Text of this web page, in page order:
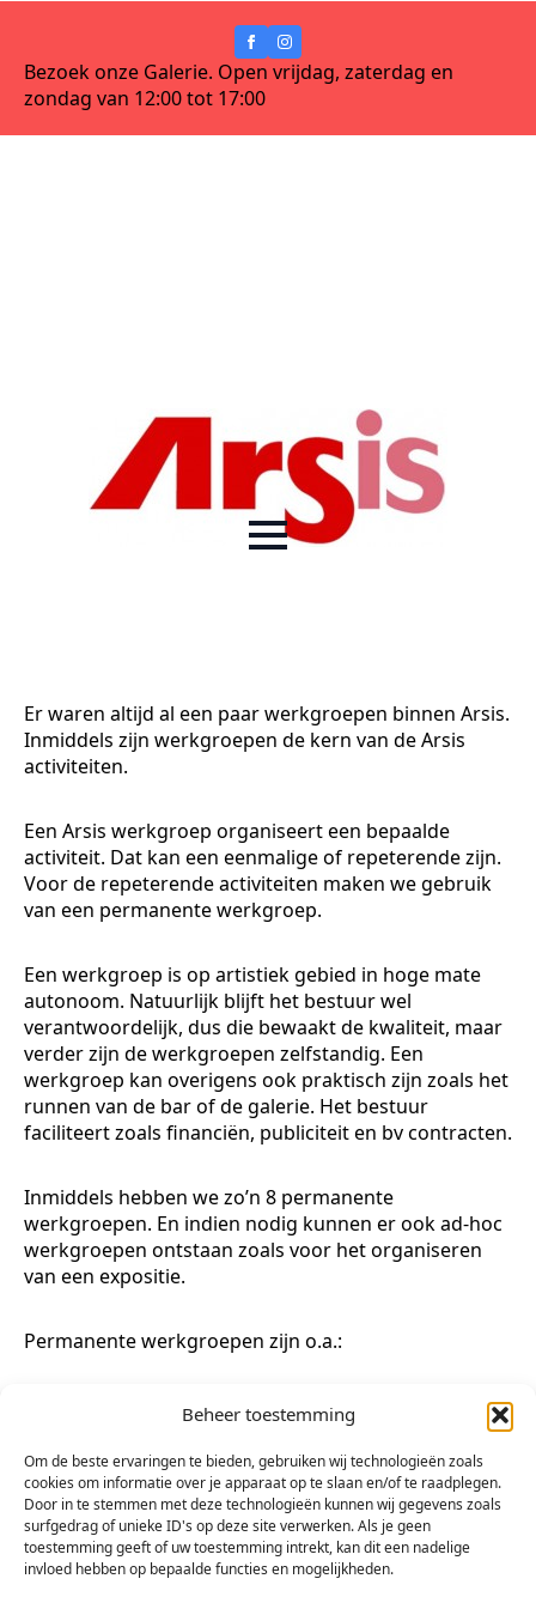
Beheer toestemming
Om de beste ervaringen te bieden, gebruiken wij technologieën zoals
cookies om informatie over je apparaat op te slaan en/of te raadplegen.
Door in te stemmen met deze technologieën kunnen wij gegevens zoals
surfgedrag of unieke ID's op deze site verwerken. Als je geen
toestemming geeft of uw toestemming intrekt, kan dit een nadelige
invloed hebben op bepaalde functies en mogelijkheden.
Bezoek onze Galerie. Open vrijdag, zaterdag en
zondag van 12:00 tot 17:00
Er waren altijd al een paar werkgroepen binnen Arsis.
Inmiddels zijn werkgroepen de kern van de Arsis
activiteiten.
Een Arsis werkgroep organiseert een bepaalde
activiteit. Dat kan een eenmalige of repeterende zijn.
Voor de repeterende activiteiten maken we gebruik
van een permanente werkgroep.
Een werkgroep is op artistiek gebied in hoge mate
autonoom. Natuurlijk blijft het bestuur wel
verantwoordelijk, dus die bewaakt de kwaliteit, maar
verder zijn de werkgroepen zelfstandig. Een
werkgroep kan overigens ook praktisch zijn zoals het
runnen van de bar of de galerie. Het bestuur
faciliteert zoals financiën, publiciteit en bv contracten.
Inmiddels hebben we zo’n 8 permanente
werkgroepen. En indien nodig kunnen er ook ad-hoc
werkgroepen ontstaan zoals voor het organiseren
van een expositie.
Permanente werkgroepen zijn o.a.:
Blanco
Cumenu
Expo Thuis (voor meer info zie deExpo-Thuis website
Galerie Arsis
Heerlijke Kunst (Voor meer info zie deHeerlijke Kunst